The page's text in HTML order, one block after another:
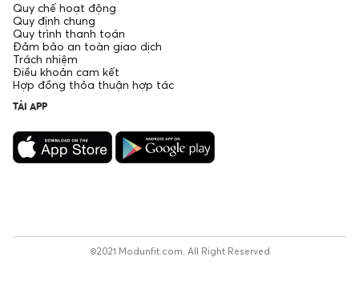
Quy chế hoạt động
Quy định chung
Quy trình thanh toán
Đảm bảo an toàn giao dịch
Trách nhiệm
Điều khoản cam kết
Hợp đồng thỏa thuận hợp tác
TẢI APP
©2021 Modunfit.com. All Right Reserved